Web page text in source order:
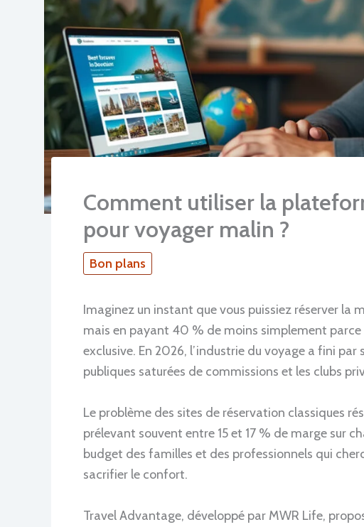
Comment utiliser la
pour voyager malin ?
Bon plans
Imaginez un instant que vous puissiez réserver la
mais en payant 40 % de moins simplement parce
exclusive. En 2026, l’industrie du voyage a fini
publiques saturées de commissions et les clubs
Le problème des sites de réservation classiques
prélevant souvent entre 15 et 17 % de marge sur
budget des familles et des professionnels qui
sacrifier le confort.
Travel Advantage, développé par MWR Life,